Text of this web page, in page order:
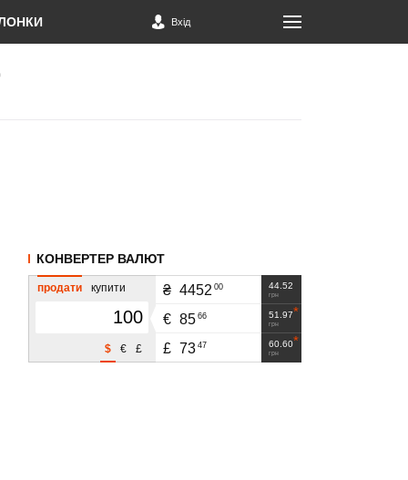
Вхід
КОНВЕРТЕР ВАЛЮТ
продати купити
£
€
$
44.52
грн
₴ 4452 00
51.97
грн
€ 85 66
60.60
грн
£ 73 47